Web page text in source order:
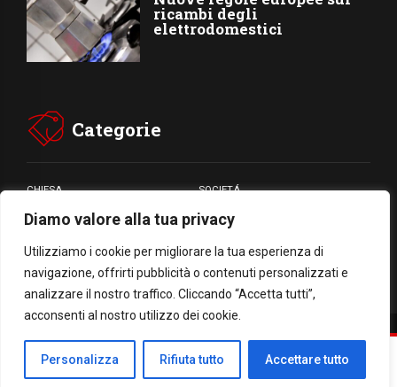
Diamo valore alla tua privacy
Utilizziamo i cookie per migliorare la tua esperienza di
navigazione, offrirti pubblicità o contenuti personalizzati e
analizzare il nostro traffico. Cliccando “Accetta tutti”,
acconsenti al nostro utilizzo dei cookie.
Personalizza Rifiuta tutto Accettare tutto
ricambi degli
elettrodomestici
Categorie
CHIESA SOCIETÁ
CARITÁ GIUBILEO
CULTURA MEDIA
Facebook
WhatsApp
Threads
Email
Condividi